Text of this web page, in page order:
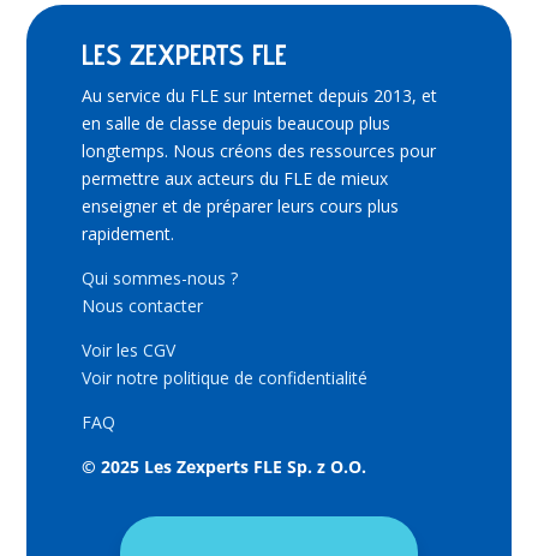
LES ZEXPERTS FLE
Au service du FLE sur Internet depuis 2013, et
en salle de classe depuis beaucoup plus
longtemps. Nous créons des ressources pour
permettre aux acteurs du FLE de mieux
enseigner et de préparer leurs cours plus
rapidement.
Qui sommes-nous ?
Nous contacter
Voir les CGV
Voir notre politique de confidentialité
FAQ
© 2025 Les Zexperts FLE Sp. z O.O.